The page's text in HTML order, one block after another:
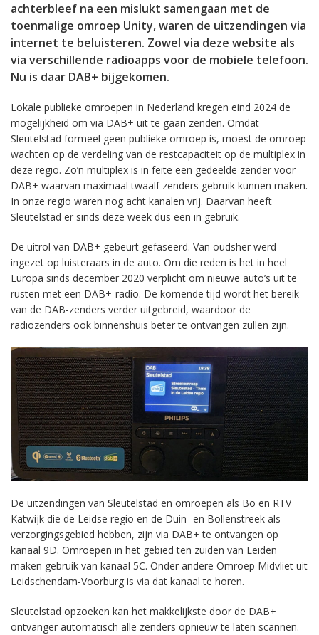
achterbleef na een mislukt samengaan met de
toenmalige omroep Unity, waren de uitzendingen via
internet te beluisteren. Zowel via deze website als
via verschillende radioapps voor de mobiele telefoon.
Nu is daar DAB+ bijgekomen.
Lokale publieke omroepen in Nederland kregen eind 2024 de
mogelijkheid om via DAB+ uit te gaan zenden. Omdat
Sleutelstad formeel geen publieke omroep is, moest de omroep
wachten op de verdeling van de restcapaciteit op de multiplex in
deze regio. Zo’n multiplex is in feite een gedeelde zender voor
DAB+ waarvan maximaal twaalf zenders gebruik kunnen maken.
In onze regio waren nog acht kanalen vrij. Daarvan heeft
Sleutelstad er sinds deze week dus een in gebruik.
De uitrol van DAB+ gebeurt gefaseerd. Van oudsher werd
ingezet op luisteraars in de auto. Om die reden is het in heel
Europa sinds december 2020 verplicht om nieuwe auto’s uit te
rusten met een DAB+-radio. De komende tijd wordt het bereik
van de DAB-zenders verder uitgebreid, waardoor de
radiozenders ook binnenshuis beter te ontvangen zullen zijn.
De uitzendingen van Sleutelstad en omroepen als Bo en RTV
Katwijk die de Leidse regio en de Duin- en Bollenstreek als
verzorgingsgebied hebben, zijn via DAB+ te ontvangen op
kanaal 9D. Omroepen in het gebied ten zuiden van Leiden
maken gebruik van kanaal 5C. Onder andere Omroep Midvliet uit
Leidschendam-Voorburg is via dat kanaal te horen.
Sleutelstad opzoeken kan het makkelijkste door de DAB+
ontvanger automatisch alle zenders opnieuw te laten scannen.